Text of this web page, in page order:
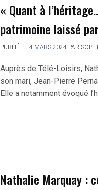
« Quant à
patrimoine laissé
PUBLIÉ LE4 MARS 2024 PAR
Auprès de Télé-Loisirs,
son mari, Jean-Pierre
Elle a notamment évoqué
Nathalie Marquay :